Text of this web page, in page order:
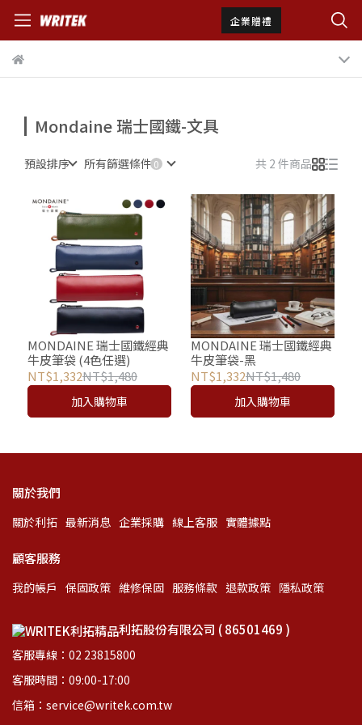
企業贈禮
Mondaine 瑞士國鐵-文具
預設排序 所有篩選條件 共 2 件商品
MONDAINE 瑞士國鐵經典
牛皮筆袋 (4色任選)
NT$1,332NT$1,480
加入購物車
MONDAINE 瑞士國鐵經典
牛皮筆袋-黑
NT$1,332NT$1,480
加入購物車
關於我們
關於利拓 最新消息 企業採購 線上客服 實體據點
顧客服務
我的帳戶 保固政策 維修保固 服務條款 退款政策 隱私政策
利拓股份有限公司 ( 86501469 )
客服專線：02 23815800
客服時間：09:00-17:00
信箱：service@writek.com.tw